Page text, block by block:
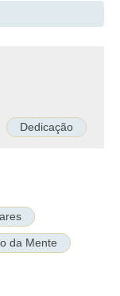
Dedicação
da Mente